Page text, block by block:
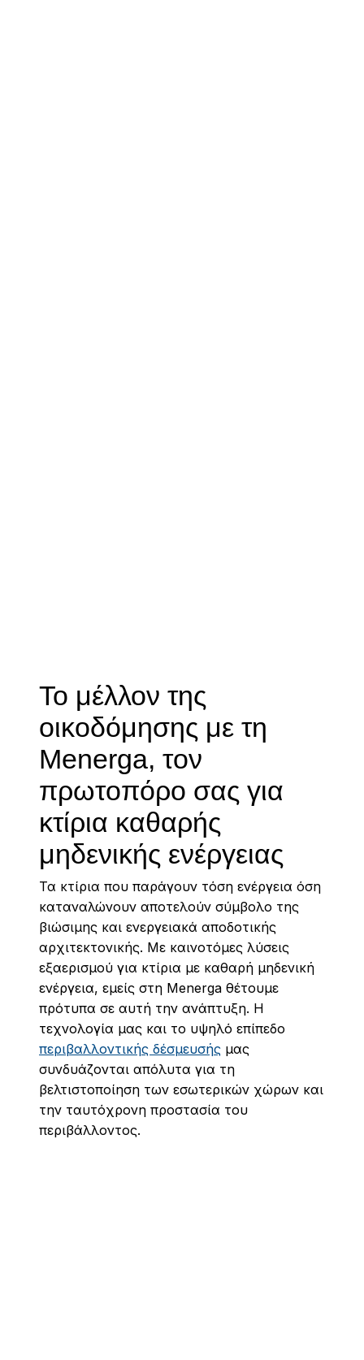
Το μέλλον της
οικοδόμησης με τη
Menerga, τον
πρωτοπόρο σας για
κτίρια καθαρής
μηδενικής ενέργειας
Τα κτίρια που παράγουν τόση ενέργεια όση
καταναλώνουν αποτελούν σύμβολο της
βιώσιμης και ενεργειακά αποδοτικής
αρχιτεκτονικής. Με καινοτόμες λύσεις
εξαερισμού για κτίρια με καθαρή μηδενική
ενέργεια, εμείς στη Menerga θέτουμε
πρότυπα σε αυτή την ανάπτυξη. Η
τεχνολογία μας και το υψηλό επίπεδο
περιβαλλοντικής δέσμευσής μας
συνδυάζονται απόλυτα για τη
βελτιστοποίηση των εσωτερικών χώρων και
την ταυτόχρονη προστασία του
περιβάλλοντος.